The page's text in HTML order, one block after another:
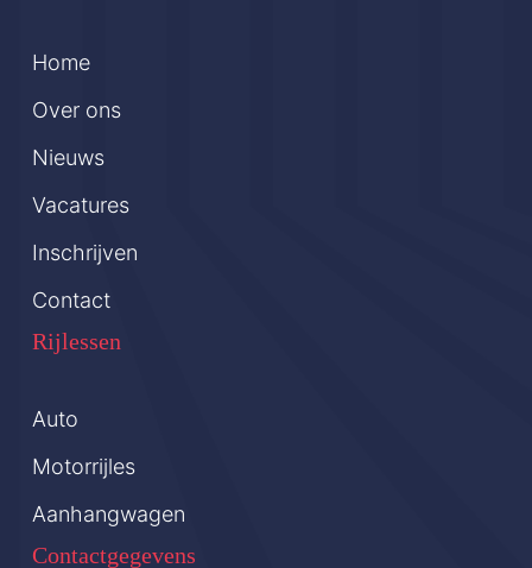
Home
Over ons
Nieuws
Vacatures
Inschrijven
Contact
Rijlessen
Auto
Motorrijles
Aanhangwagen
Contactgegevens